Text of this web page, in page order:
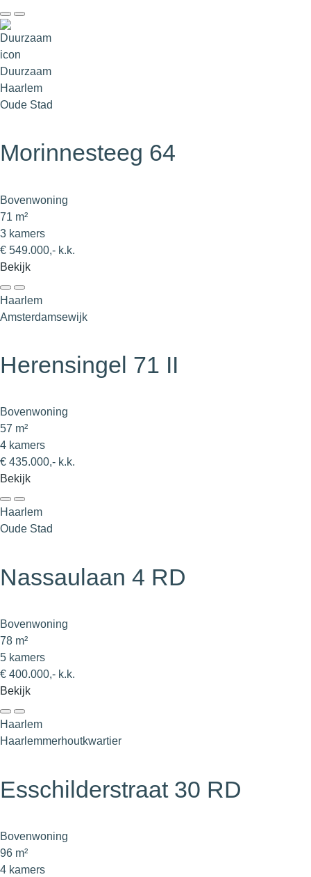
Duurzaam
Haarlem
Oude Stad
Morinnesteeg 64
Bovenwoning
71 m²
3 kamers
€ 549.000,- k.k.
Bekijk
Haarlem
Amsterdamsewijk
Herensingel 71 II
Bovenwoning
57 m²
4 kamers
€ 435.000,- k.k.
Bekijk
Haarlem
Oude Stad
Nassaulaan 4 RD
Bovenwoning
78 m²
5 kamers
€ 400.000,- k.k.
Bekijk
Haarlem
Haarlemmerhoutkwartier
Esschilderstraat 30 RD
Bovenwoning
96 m²
4 kamers